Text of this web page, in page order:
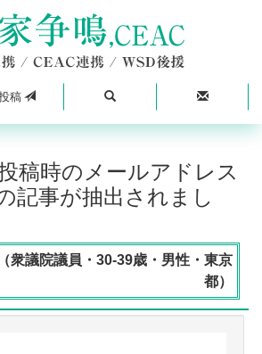
稿
稿時のメールアドレス
記事が抽出されまし
議院議員・30-39歳・男性・東京
都）